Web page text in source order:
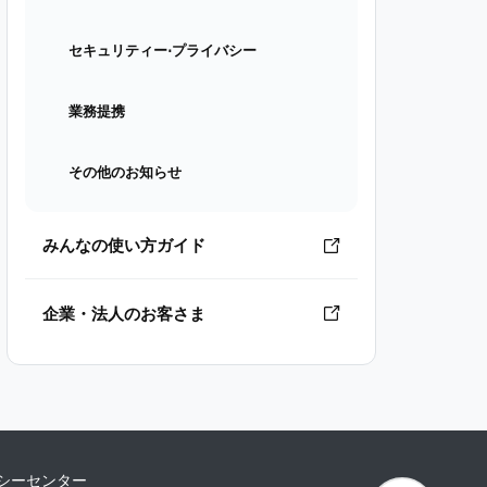
セキュリティー⋅プライバシー
業務提携
その他のお知らせ
みんなの使い方ガイド
企業・法人のお客さま
ーセンター